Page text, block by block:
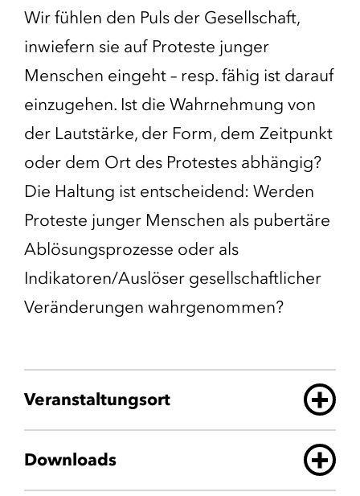
Wir fühlen den Puls der Gesellschaft,
inwiefern sie auf Proteste junger
Menschen eingeht – resp. fähig ist darauf
einzugehen. Ist die Wahrnehmung von
der Lautstärke, der Form, dem Zeitpunkt
oder dem Ort des Protestes abhängig?
Die Haltung ist entscheidend: Werden
Proteste junger Menschen als pubertäre
Ablösungsprozesse oder als
Indikatoren/Auslöser gesellschaftlicher
Veränderungen wahrgenommen?
Veranstaltungsort
Downloads